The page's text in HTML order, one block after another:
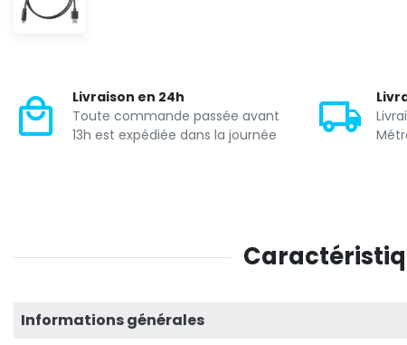
Livraison en 24h
Toute commande passée avant
13h est expédiée dans la journée
Informations générales